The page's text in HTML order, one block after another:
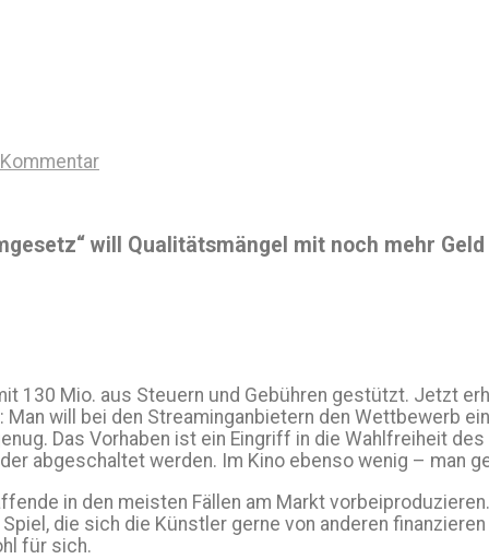
will Qualitätsmängel mit noch mehr
130 Mio. aus Steuern und Gebühren gestützt. Jetzt
Man will bei den Streaminganbietern den Wettbewerb
Das Vorhaben ist ein Eingriff in die Wahlfreiheit
abgeschaltet werden. Im Kino ebenso wenig – man
in den meisten Fällen am Markt
die sich die Künstler gerne von anderen
für sich.